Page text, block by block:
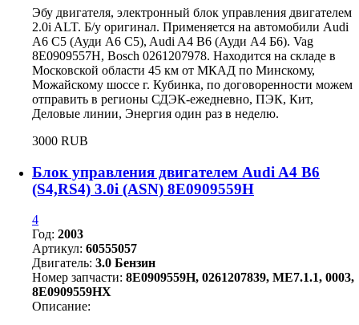
Эбу двигателя, электронный блок управления двигателем
2.0i ALT. Б/у оригинал. Применяется на автомобили Audi
A6 C5 (Ауди А6 С5), Audi A4 B6 (Ауди А4 Б6). Vag
8E0909557H, Bosch 0261207978. Находится на складе в
Московской области 45 км от МКАД по Минскому,
Можайскому шоссе г. Кубинка, по договоренности можем
отправить в регионы СДЭК-ежедневно, ПЭК, Кит,
Деловые линии, Энергия один раз в неделю.
3000 RUB
Блок управления двигателем Audi A4 B6
(S4,RS4) 3.0i (ASN) 8E0909559H
4
Год: 2003
Артикул: 60555057
Двигатель: 3.0 Бензин
Номер запчасти: 8E0909559H, 0261207839, ME7.1.1, 0003,
8E0909559HX
Описание: